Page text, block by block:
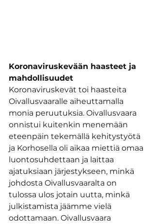
Koronaviruskevään haasteet ja
mahdollisuudet
Koronaviruskevät toi haasteita
Oivallusvaaralle aiheuttamalla
monia peruutuksia. Oivallusvaara
onnistui kuitenkin menemään
eteenpäin tekemällä kehitystyötä
ja Korhosella oli aikaa miettiä omaa
luontosuhdettaan ja laittaa
ajatuksiaan järjestykseen, minkä
johdosta Oivallusvaaralta on
tulossa ulos jotain uutta, minkä
julkistamista jäämme vielä
odottamaan. Oivallusvaara